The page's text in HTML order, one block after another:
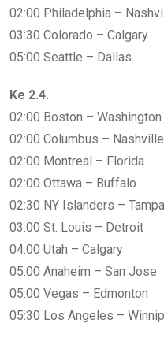
02:00 Philadelphia –
03:30 Colorado – Calgary
05:00 Seattle – Dallas
Ke 2.4.
02:00 Boston – Washington
02:00 Columbus – Nashville
02:00 Montreal – Florida
02:00 Ottawa – Buffalo
02:30 NY Islanders –
03:00 St. Louis – Detroit
04:00 Utah – Calgary
05:00 Anaheim – San Jose
05:00 Vegas – Edmonton
05:30 Los Angeles –